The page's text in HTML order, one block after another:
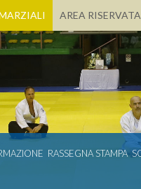
AREA RISERVATA
RASSEGNA STAMPA